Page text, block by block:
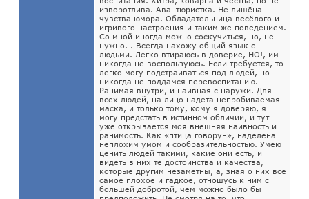
изворотлива. Авантюристка. Не лишёна
чувства юмора. Обладательница весёлого и
игривого настроения и таким же поведением.
Со мной иногда можно соскучиться, но, не
нужно. . Всегда нахожу общий язык с
людьми. Легко втираюсь в доверие, НО!, им
никогда не воспользуюсь. Если требуется, то
легко могу подстраиваться под людей, но
никогда не поддамся перевоспитанию.
Ранимая внутри, и наивная с наружи. Для
всех людей, на лицо надета непробиваемая
маска, и только тому, кому я доверяю, я
могу предстать в истинном обличии, и тут
уже открывается моя внешняя наивность и
ранимость. Как «птица говорун», наделёна
неплохим умом и сообразительностью. Умею
ценить людей такими, какие они есть, и
видеть в них те достоинства и качества,
которые другим незаметны, а, зная о них всё
самое плохое и гадкое, отношусь к ним с
большей добротой, чем можно было бы